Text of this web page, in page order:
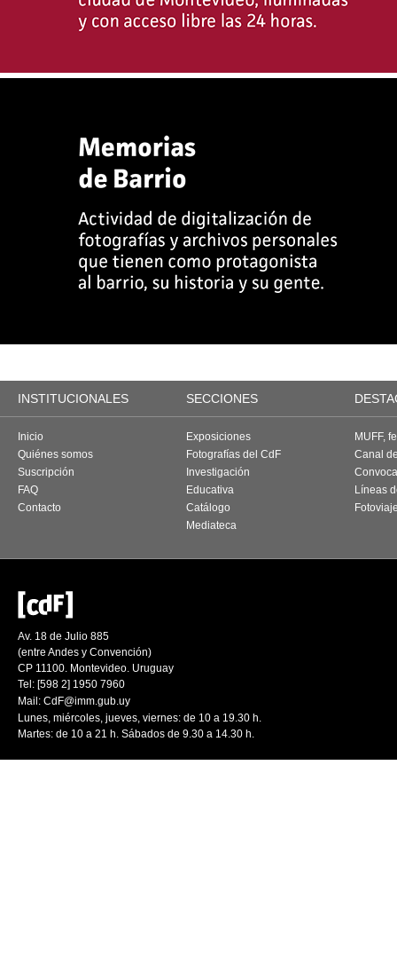
INSTITUCIONALES SECCIONES
Inicio
Quiénes somos
Suscripción
FAQ
Contacto
Exposiciones
Fotografías del CdF
Investigación
Educativa
Catálogo
Mediateca
MUFF,
Canal
Líneas
Av. 18 de Julio 885
(entre Andes y Convención)
CP 11100. Montevideo. Uruguay
Tel: [598 2] 1950 7960
Mail: CdF@imm.gub.uy
Lunes, miércoles, jueves, viernes: de 10 a 19.30 h.
Martes: de 10 a 21 h. Sábados de 9.30 a 14.30 h.